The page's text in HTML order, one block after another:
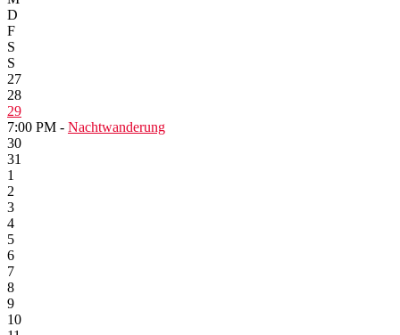
D
F
S
S
27
28
29
7:00 PM - Nachtwanderung
30
31
1
2
3
4
5
6
7
8
9
10